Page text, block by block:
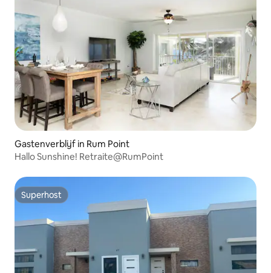
Gastenverblijf in Rum Point
Hallo Sunshine! Retraite@RumPoint
Superhost
Superhost